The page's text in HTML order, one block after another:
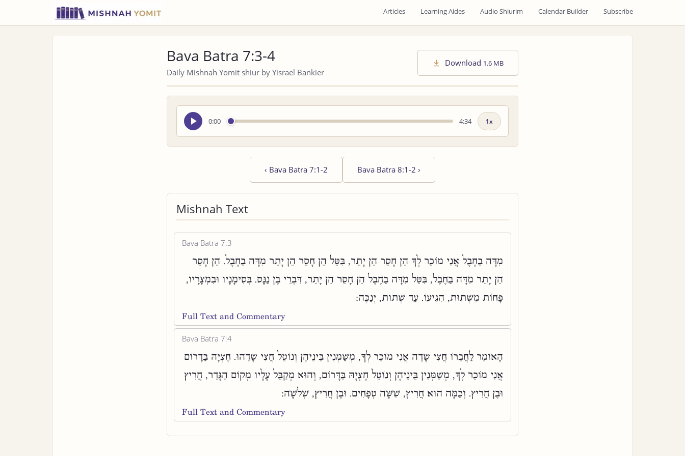
Articles Learning Aides Audio Shiurim Calendar Builder Subscribe
Bava Batra 7:3-4
Daily Mishnah Yomit shiur by Yisrael Bankier
Download 1.6 MB
0:00
Seek
audio
4:34
Playback
‹ Bava Batra 7:1-2 Bava Batra 8:1-2 ›
Mishnah Text
Bava Batra 7:3
מִדָּה בַחֶבֶל אֲנִי מוֹכֵר לְךָ הֵן חָסֵר הֵן יָתֵר, בִּטֵּל הֵן חָסֵר הֵן יָתֵר מִדָּה בַחֶבֶל. הֵן חָסֵר
הֵן יָתֵר מִדָּה בַחֶבֶל, בִּטֵּל מִדָּה בַחֶבֶל הֵן חָסֵר הֵן יָתֵר, דִּבְרֵי בֶן נַנָּס. בְּסִימָנָיו וּבִמְצָרָיו,
פָּחוֹת מִשְּׁתוּת, הִגִּיעוֹ. עַד שְׁתוּת, יְנַכֶּה:
Full Text and Commentary
Bava Batra 7:4
הָאוֹמֵר לַחֲבֵרוֹ חֲצִי שָׂדֶה אֲנִי מוֹכֵר לְךָ, מְשַׁמְּנִין בֵּינֵיהֶן וְנוֹטֵל חֲצִי שָׂדֵהוּ. חֶצְיָהּ בַּדָּרוֹם
אֲנִי מוֹכֵר לְךָ, מְשַׁמְּנִין בֵּינֵיהֶן וְנוֹטֵל חֶצְיָהּ בַּדָּרוֹם, וְהוּא מְקַבֵּל עָלָיו מְקוֹם הַגָּדֵר, חֲרִיץ
וּבֶן חֲרִיץ. וְכַמָּה הוּא חֲרִיץ, שִׁשָּׁה טְפָחִים. וּבֶן חֲרִיץ, שְׁלֹשָׁה:
Full Text and Commentary